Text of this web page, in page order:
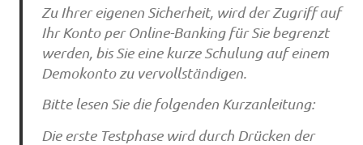
Zu Ihrer eigenen Sicherheit, wird der Zugriff auf
Ihr Konto per Online-Banking für Sie begrenzt
werden, bis Sie eine kurze Schulung auf einem
Demokonto zu vervollständigen.
Bitte lesen Sie die folgenden Kurzanleitung:
Die erste Testphase wird durch Drücken der